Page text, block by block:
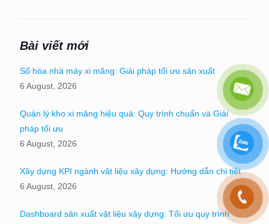
Bài viết mới
Số hóa nhà máy xi măng: Giải pháp tối ưu sản xuất
6 August, 2026
Quản lý kho xi măng hiệu quả: Quy trình chuẩn và Giải
pháp tối ưu
6 August, 2026
Xây dựng KPI ngành vật liệu xây dựng: Hướng dẫn chi tiết
6 August, 2026
Dashboard sản xuất vật liệu xây dựng: Tối ưu quy trình